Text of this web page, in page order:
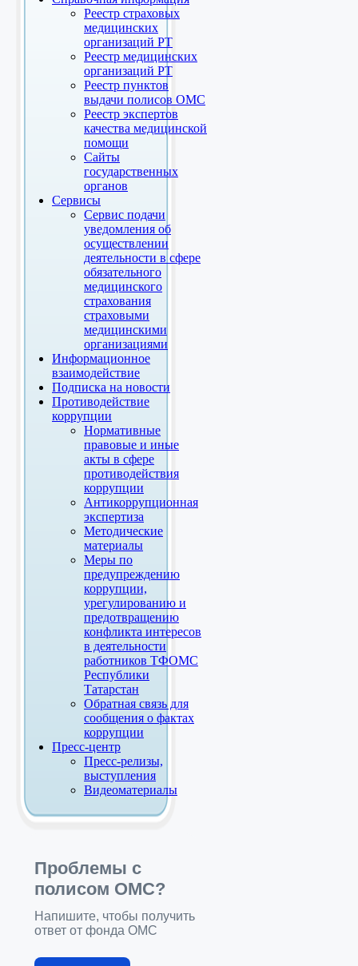
Реестр страховых
медицинских
организаций РТ
Реестр медицинских
организаций РТ
Реестр пунктов
выдачи полисов ОМС
Реестр экспертов
качества медицинской
помощи
Сайты
государственных
органов
Сервисы
Сервис подачи
уведомления об
осуществлении
деятельности в сфере
обязательного
медицинского
страхования
страховыми
медицинскими
организациями
Информационное
взаимодействие
Подписка на новости
Противодействие
коррупции
Нормативные
правовые и иные
акты в сфере
противодействия
коррупции
Антикоррупционная
экспертиза
Методические
материалы
Меры по
предупреждению
коррупции,
урегулированию и
предотвращению
конфликта интересов
в деятельности
работников ТФОМС
Республики
Татарстан
Обратная связь для
сообщения о фактах
коррупции
Пресс-центр
Пресс-релизы,
выступления
Видеоматериалы
Проблемы с
полисом ОМС?
Напишите, чтобы получить
ответ от фонда ОМС